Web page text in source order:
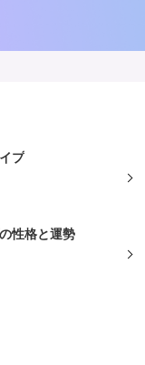
プ
性格と運勢